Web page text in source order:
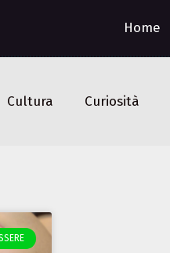
Home
Cultura Curiosità